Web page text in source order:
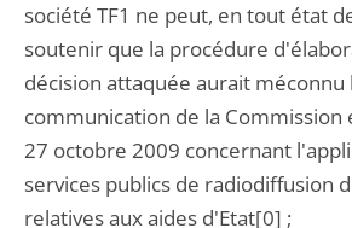
société TF1 ne peut, en tout état
soutenir que la procédure
décision attaquée aurait méconnu
communication de la Commission
27 octobre 2009 concernant
services publics de radiodiffusion
relatives aux aides d'Etat[0] ;